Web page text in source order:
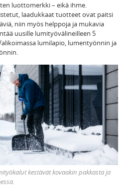
luottomerkki – eikä ihme.
laadukkaat tuotteet ovat paitsi
niin myös helppoja ja mukavia
uusille lumityövälineilleen 5
lumilapio, lumentyönnin ja
kestävät kovaakin pakkasta ja